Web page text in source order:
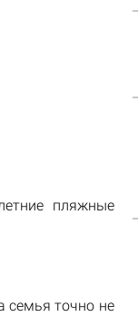
пляжные
семья точно не